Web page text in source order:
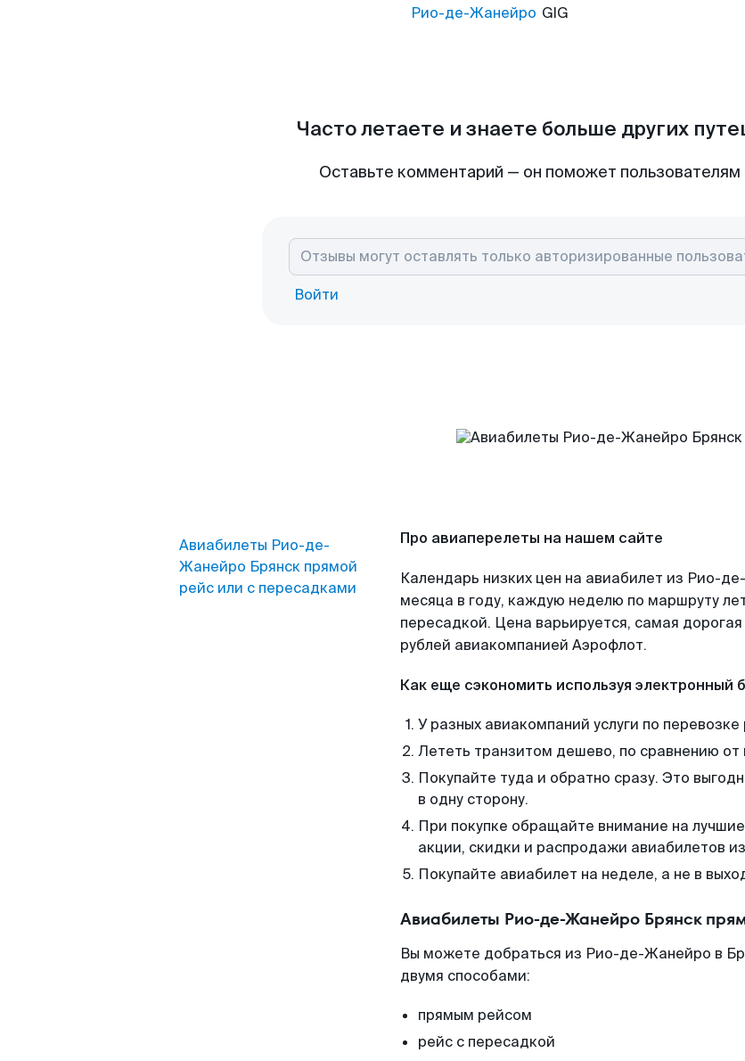
Рио-де-Жанейро GIG
Часто летаете и знаете больше других
Оставьте комментарий — он поможет пользователям
Войти
Авиабилеты Рио-де-
Жанейро Брянск прямой
рейс или с пересадками
Про авиаперелеты на нашем сайте
Календарь низких цен на авиабилет из Рио-
месяца в году, каждую неделю по маршруту
пересадкой. Цена варьируется, самая
рублей авиакомпанией Аэрофлот.
Как еще сэкономить используя электронный
У разных авиакомпаний услуги по
Лететь транзитом дешево, по сравнению от
Покупайте туда и обратно сразу. Это
в одну сторону.
При покупке обращайте внимание на
акции, скидки и распродажи авиабилетов
Покупайте авиабилет на неделе, а не в
Авиабилеты Рио-де-Жанейро Брянск
Вы можете добраться из Рио-де-Жанейро в
двумя способами:
прямым рейсом
рейс с пересадкой